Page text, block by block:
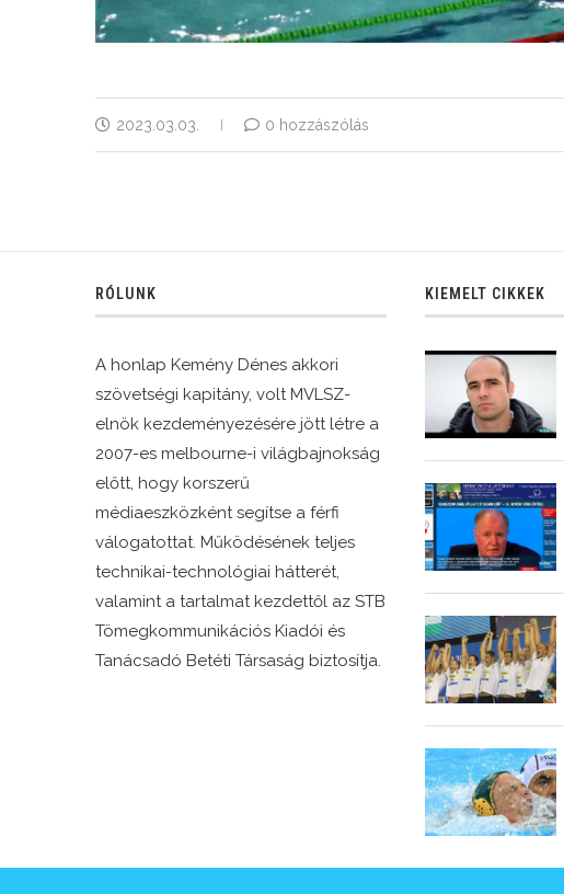
2023.03.03. 0 hozzászólás
RÓLUNK
A honlap Kemény Dénes akkori
szövetségi kapitány, volt MVLSZ-
elnök kezdeményezésére jött létre a
2007-es melbourne-i világbajnokság
előtt, hogy korszerű
médiaeszközként segítse a férfi
válogatottat. Működésének teljes
technikai-technológiai hátterét,
valamint a tartalmat kezdettől az STB
Tömegkommunikációs Kiadói és
Tanácsadó Betéti Társaság biztosítja.
KIEMELT CIKKEK